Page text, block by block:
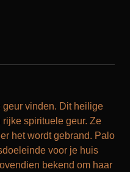
vinden. Dit heilige
spirituele geur. Ze
het wordt gebrand. Palo
voor je huis
bekend om haar